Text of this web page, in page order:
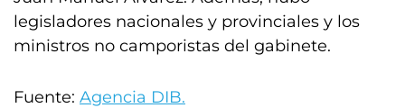
legisladores nacionales y provinciales y los
ministros no camporistas del gabinete.
Fuente: Agencia DIB.